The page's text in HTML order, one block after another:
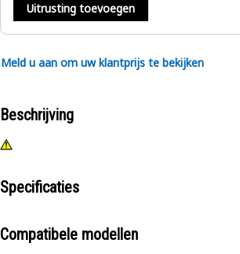
Uitrusting toevoegen
Meld u aan om uw klantprijs te bekijken
Beschrijving
Specificaties
Compatibele modellen